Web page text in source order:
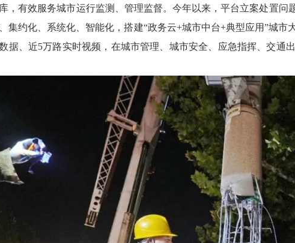
，有效服务城市运行监测、管理监督。今年以来，平台立案处置问
集约化、系统化、智能化，搭建“政务云+城市中台+典型应用”城
据、近5万路实时视频，在城市管理、城市安全、应急指挥、交通